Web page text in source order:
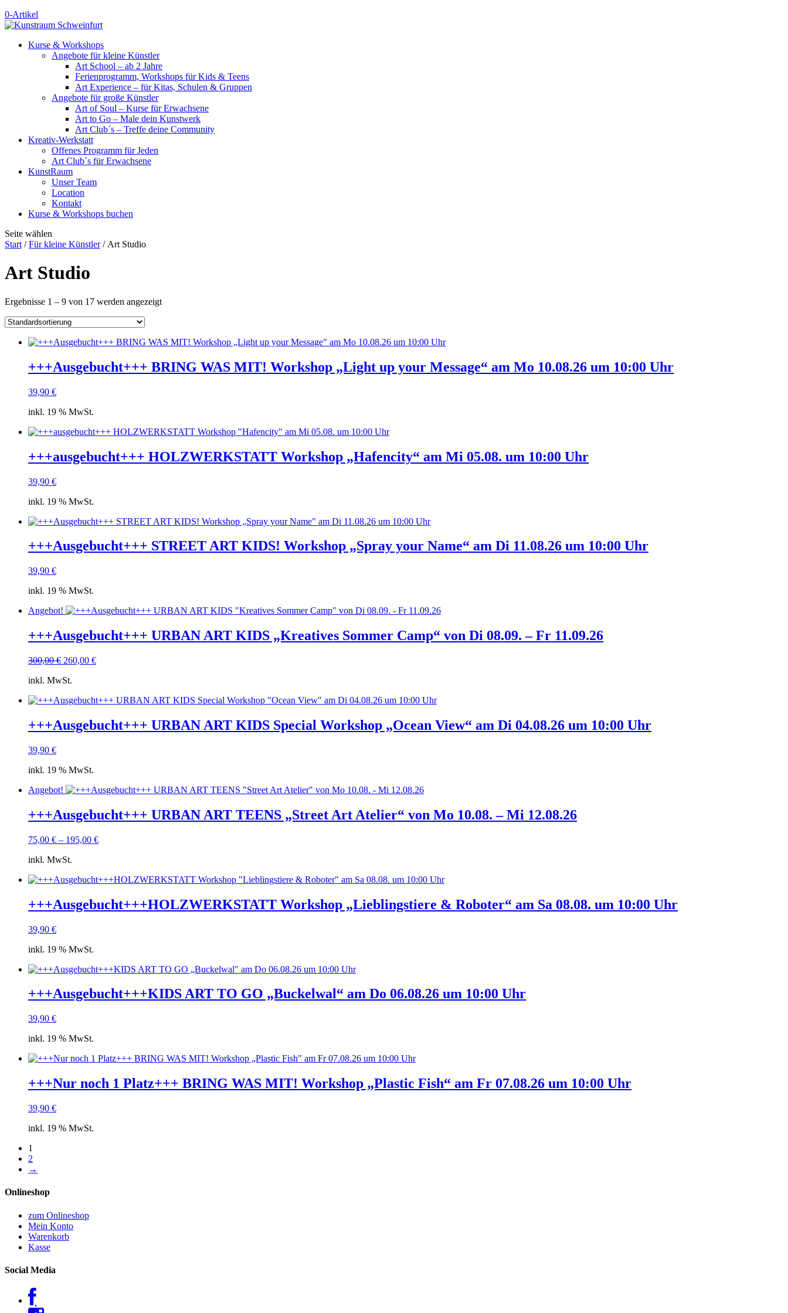
0-Artikel
Kurse & Workshops
Angebote für kleine Künstler
Art School – ab 2 Jahre
Ferienprogramm, Workshops für Kids & Teens
Art Experience – für Kitas, Schulen & Gruppen
Angebote für große Künstler
Art of Soul – Kurse für Erwachsene
Art to Go – Male dein Kunstwerk
Art Club´s – Treffe deine Community
Kreativ-Werkstatt
Offenes Programm für Jeden
Art Club´s für Erwachsene
KunstRaum
Unser Team
Location
Kontakt
Kurse & Workshops buchen
Seite wählen
Start /Für kleine Künstler/ Art Studio
Art Studio
Ergebnisse 1 – 9 von 17 werden angezeigt
+++Ausgebucht+++ BRING WAS MIT! Workshop „Light up your Message“ am Mo 10.08.26 um 10:00 Uhr
39,90 €
inkl. 19 % MwSt.
+++ausgebucht+++ HOLZWERKSTATT Workshop „Hafencity“ am Mi 05.08. um 10:00 Uhr
39,90 €
inkl. 19 % MwSt.
+++Ausgebucht+++ STREET ART KIDS! Workshop „Spray your Name“ am Di 11.08.26 um 10:00 Uhr
39,90 €
inkl. 19 % MwSt.
Angebot!
+++Ausgebucht+++ URBAN ART KIDS „Kreatives Sommer Camp“ von Di 08.09. – Fr 11.09.26
300,00€ Ursprünglicher
war:
260,00 €Aktueller
inkl. MwSt.
+++Ausgebucht+++ URBAN ART KIDS Special Workshop „Ocean View“ am Di 04.08.26 um 10:00 Uhr
39,90 €
inkl. 19 % MwSt.
Angebot!
+++Ausgebucht+++ URBAN ART TEENS „Street Art Atelier“ von Mo 10.08. – Mi 12.08.26
75,00 € – 195,00 €
inkl. MwSt.
+++Ausgebucht+++HOLZWERKSTATT Workshop „Lieblingstiere & Roboter“ am Sa 08.08. um 10:00 Uhr
39,90 €
inkl. 19 % MwSt.
+++Ausgebucht+++KIDS ART TO GO „Buckelwal“ am Do 06.08.26 um 10:00 Uhr
39,90 €
inkl. 19 % MwSt.
+++Nur noch 1 Platz+++ BRING WAS MIT! Workshop „Plastic Fish“ am Fr 07.08.26 um 10:00 Uhr
39,90 €
inkl. 19 % MwSt.
1
2
→
Onlineshop
zum Onlineshop
Mein Konto
Warenkorb
Kasse
Social Media